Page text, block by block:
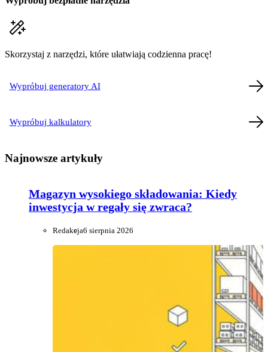
Skorzystaj z narzędzi, które ułatwiają codzienna pracę!
Wypróbuj generatory AI
Wypróbuj kalkulatory
Najnowsze artykuły
Magazyn wysokiego składowania: Kiedy
inwestycja w regały się zwraca?
Redakcja6 sierpnia 2026